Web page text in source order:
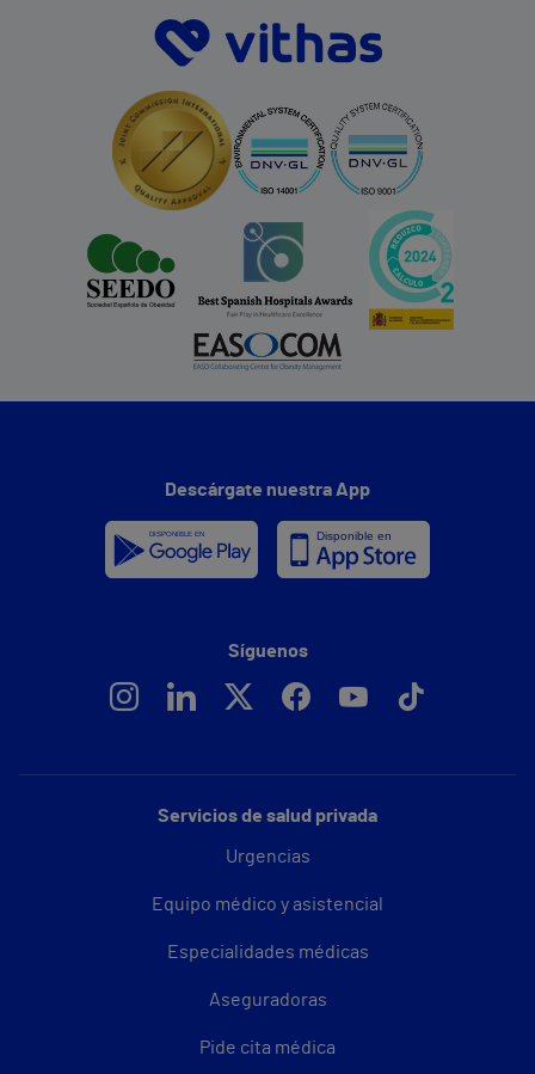
Servicios de salud privada
Urgencias
Equipo médico y asistencial
Especialidades médicas
Aseguradoras
Pide cita médica
Descárgate nuestra App
Síguenos